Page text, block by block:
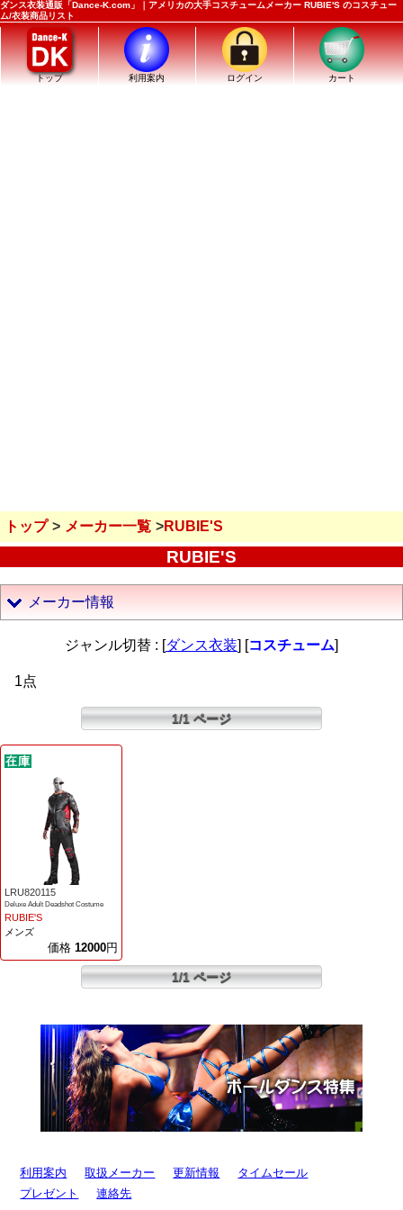
ダンス衣装通販「Dance-K.com」｜アメリカの大手コスチュームメーカー RUBIE'S のコスチュー
ム/衣装商品リスト
トップ 利用案内 ログイン カート
トップ メーカー一覧 RUBIE'S
RUBIE'S
メーカー情報
ジャンル切替 : [ダンス衣装] [コスチューム]
1点
1/1 ページ
LRU820115
Deluxe Adult Deadshot Costume
RUBIE'S
メンズ
価格 12000円
1/1 ページ
利用案内 取扱メーカー 更新情報
タイムセール
プレゼント
連絡先